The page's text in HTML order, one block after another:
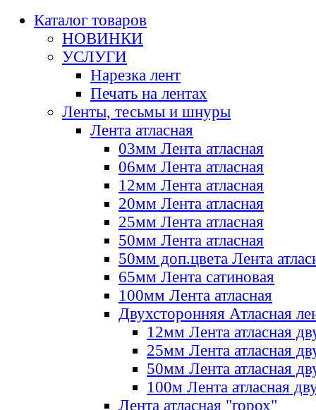
Каталог товаров
НОВИНКИ
УСЛУГИ
Нарезка лент
Печать на лентах
Ленты, тесьмы и шнуры
Лента атласная
03мм Лента атласная
06мм Лента атласная
12мм Лента атласная
20мм Лента атласная
25мм Лента атласная
50мм Лента атласная
50мм доп.цвета Лента
65мм Лента сатиновая
100мм Лента атласная
Двухсторонняя Атласная
12мм Лента атласная
25мм Лента атласная
50мм Лента атласная
100м Лента атласная
Лента атласная "горох"